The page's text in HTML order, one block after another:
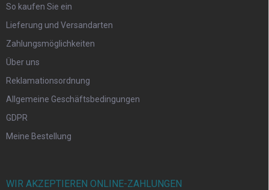
So kaufen Sie ein
Lieferung und Versandarten
Zahlungsmöglichkeiten
Über uns
Reklamationsordnung
Allgemeine Geschäftsbedingungen
GDPR
Meine Bestellung
WIR AKZEPTIEREN ONLINE-ZAHLUNGEN